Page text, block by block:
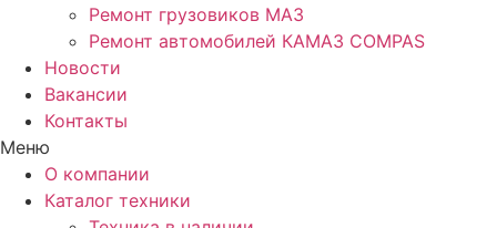
Ремонт грузовиков МАЗ
Ремонт автомобилей КАМАЗ COMPAS
Новости
Вакансии
Контакты
Меню
О компании
Каталог техники